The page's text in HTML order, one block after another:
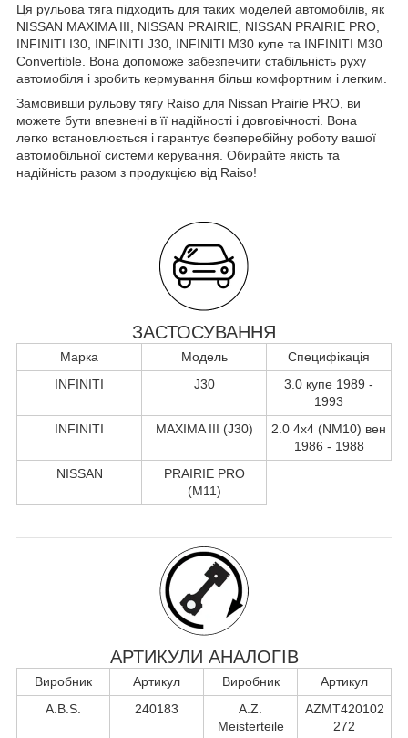
Ця рульова тяга підходить для таких моделей автомобілів, як
NISSAN MAXIMA III, NISSAN PRAIRIE, NISSAN PRAIRIE PRO,
INFINITI I30, INFINITI J30, INFINITI M30 купе та INFINITI M30
Convertible. Вона допоможе забезпечити стабільність руху
автомобіля і зробить кермування більш комфортним і легким.
Замовивши рульову тягу Raiso для Nissan Prairie PRO, ви
можете бути впевнені в її надійності і довговічності. Вона
легко встановлюється і гарантує безперебійну роботу вашої
автомобільної системи керування. Обирайте якість та
надійність разом з продукцією від Raiso!
ЗАСТОСУВАННЯ
Марка Модель
Специфікація
INFINITI
J30
3.0 купе 1989 -
1993
INFINITI
MAXIMA III (J30)
2.0 4x4 (NM10) вен
1986 - 1988
NISSAN
PRAIRIE PRO
(M11)
АРТИКУЛИ АНАЛОГІВ
Виробник Артикул Виробник
Артикул
A.B.S.
240183
A.Z.
Meisterteile
AZMT420102
272